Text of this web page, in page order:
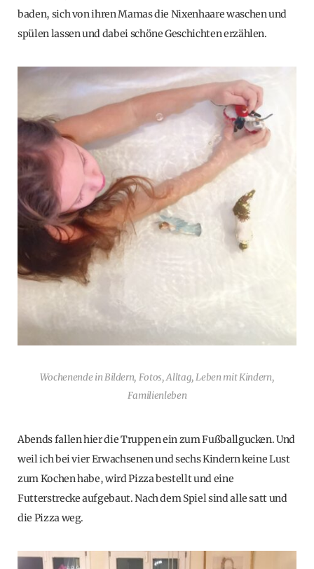
baden, sich von ihren Mamas die Nixenhaare waschen und
spülen lassen und dabei schöne Geschichten erzählen.
Wochenende in Bildern, Fotos, Alltag, Leben mit Kindern,
Familienleben
Abends fallen hier die Truppen ein zum Fußballgucken. Und
weil ich bei vier Erwachsenen und sechs Kindern keine Lust
zum Kochen habe, wird Pizza bestellt und eine
Futterstrecke aufgebaut. Nach dem Spiel sind alle satt und
die Pizza weg.